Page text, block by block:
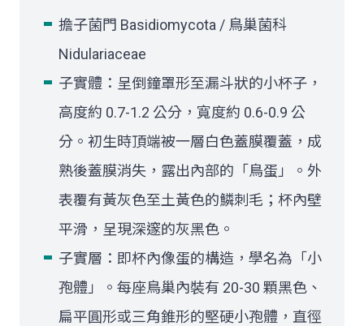
擔子菌門 Basidiomycota / 鳥巢菌科
Nidulariaceae
子實體：呈倒鐘罩形至漏斗狀的小杯子，
高度約 0.7-1.2 公分，寬度約 0.6-0.9 公
分。初生時頂端被一層白色蓋膜覆蓋，成
熟後蓋膜消失，露出內部的「鳥蛋」。外
表覆有黃灰色至土黃色的鱗刺毛；杯內壁
平滑，呈現深邃的灰黑色。
子實層：即杯內像蛋的構造，學名為「小
孢體」。每座鳥巢內裝有 20-30 顆黑色、
扁平圓形或三角錐形的堅硬小孢體，直徑